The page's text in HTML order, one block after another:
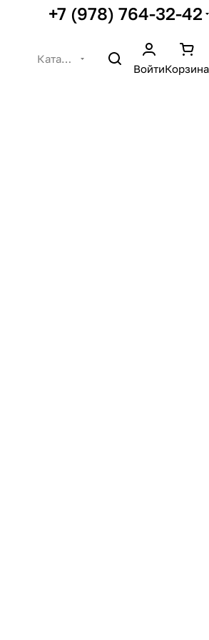
+7 (978) 764-32-42
ВойтиКорзина